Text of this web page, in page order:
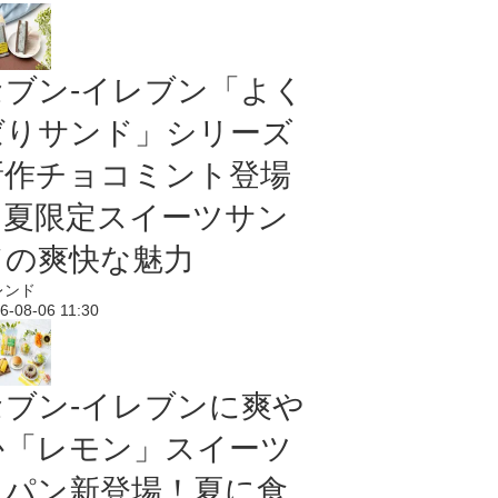
ン‐イレブン「よく
サンド」シリーズ
チョコミント登場
限定スイーツサン
爽快な魅力
ンド
08-06 11:30
ン‐イレブンに爽や
レモン」スイーツ
ン新登場！夏に食